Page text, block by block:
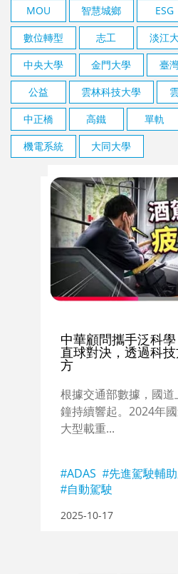
MOU
智慧城鄉 ESG
數位轉型
志工 淡江
中央大學
金門大學 臺
公益
雲林科技大學
中正橋
高鐵 單軌
機電系統
大同大學
中華顧問攜手泛科
直球對決，透過科
方
根據交通部數據，國
鐘持續響起。2024年
大型載重...
ADAS
先進駕駛輔
自動駕駛
2025-10-17